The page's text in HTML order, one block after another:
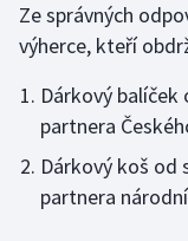
Golf
Gymnastika
Házená
Jezdectví
Ze správných
výherce, kteří
Dárkový
partnera
Dárkový koš od
partnera